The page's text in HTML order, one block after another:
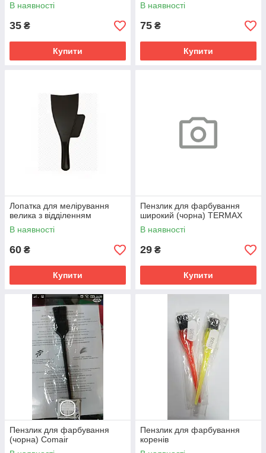
В наявності
35 ₴
Купити
В наявності
75 ₴
Купити
Лопатка для мелірування
велика з відділенням
В наявності
60 ₴
Купити
Пензлик для фарбування
широкий (чорна) TERMAX
В наявності
29 ₴
Купити
Пензлик для фарбування
(чорна) Comair
Пензлик для фарбування
коренів